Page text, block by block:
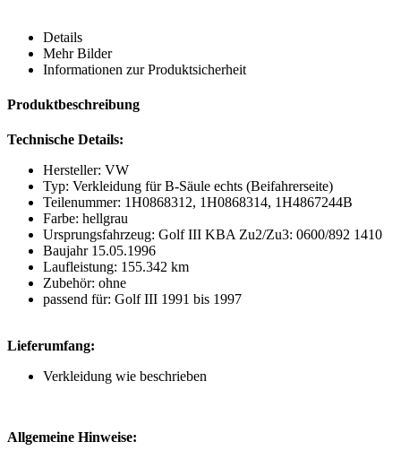
Details
Mehr Bilder
Informationen zur Produktsicherheit
Produktbeschreibung
Technische Details:
Hersteller: VW
Typ: Verkleidung für B-Säule echts (Beifahrerseite)
Teilenummer: 1H0868312, 1H0868314, 1H4867244B
Farbe: hellgrau
Ursprungsfahrzeug: Golf III KBA Zu2/Zu3: 0600/892 1410
Baujahr 15.05.1996
Laufleistung: 155.342 km
Zubehör: ohne
passend für: Golf III 1991 bis 1997
Lieferumfang:
Verkleidung wie beschrieben
Allgemeine Hinweise: